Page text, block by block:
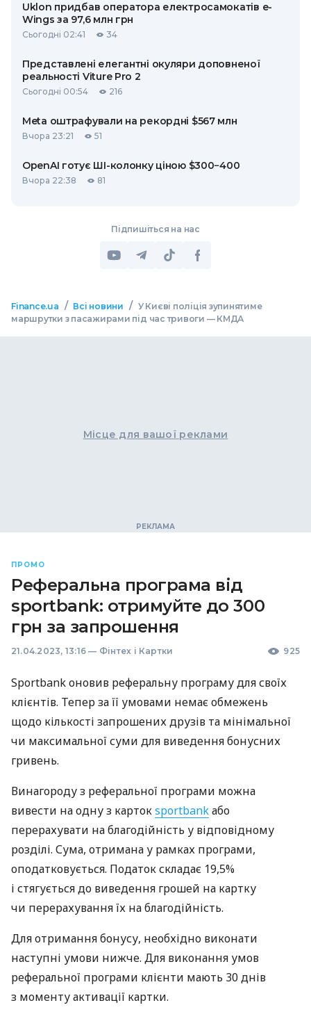
Uklon придбав оператора електросамокатів e-
Wings за 97,6 млн грн
Сьогодні 02:41 34
Представлені елегантні окуляри доповненої
реальності Viture Pro 2
Сьогодні 00:54 216
Meta оштрафували на рекордні $567 млн
Вчора 23:21 51
OpenAI готує ШІ-колонку ціною $300−400
Вчора 22:38 81
Підпишіться на нас
Finance.ua / Всі новини / У Києві поліція зупинятиме
маршрутки з пасажирами під час тривоги — КМДА
Місце для вашої реклами
ПРОМО
Реферальна програма від
sportbank: отримуйте до 300
грн за запрошення
21.04.2023, 13:16 — Фінтех і Картки 925
Sportbank оновив реферальну програму для своїх
клієнтів. Тепер за її умовами немає обмежень
щодо кількості запрошених друзів та мінімальної
чи максимальної суми для виведення бонусних
гривень.
Винагороду з реферальної програми можна
вивести на одну з картокsportbankабо
перерахувати на благодійність у відповідному
розділі. Сума, отримана у рамках програми,
оподатковується. Податок складає 19,5%
і стягується до виведення грошей на картку
чи перерахування їх на благодійність.
Для отримання бонусу, необхідно виконати
наступні умови нижче. Для виконання умов
реферальної програми клієнти мають 30 днів
з моменту активації картки.